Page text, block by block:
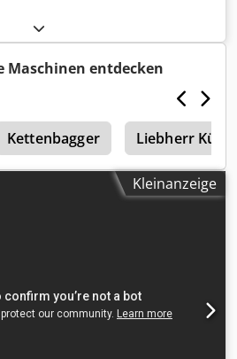
Maschinen entdecken
Kettenbagger Liebherr
Kleinanzeige